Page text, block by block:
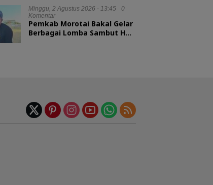
Minggu, 2 Agustus 2026 - 13:45
0
Komentar
Pemkab Morotai Bakal Gelar
Berbagai Lomba Sambut HUT